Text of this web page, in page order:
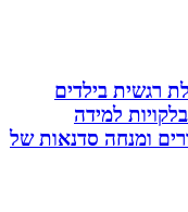
בילדים
למידה
סדנאות של